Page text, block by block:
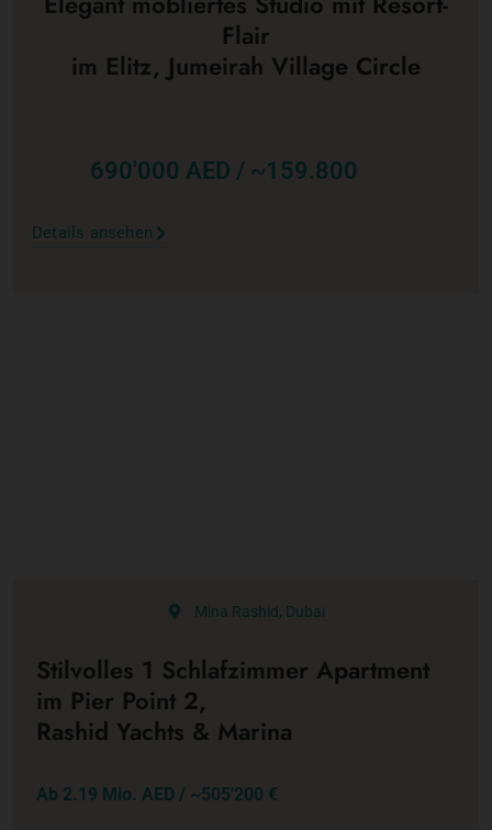
Flair
im Elitz, Jumeirah Village Circle
690'000 AED / ~159.800
Details ansehen
Mina Rashid, Dubai
Stilvolles 1 Schlafzimmer Apartment
im Pier Point 2,
Rashid Yachts & Marina
Ab 2.19 Mio. AED / ~505'200 €